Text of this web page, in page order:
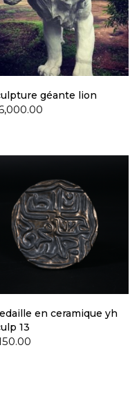
géante lion
en ceramique yh
13